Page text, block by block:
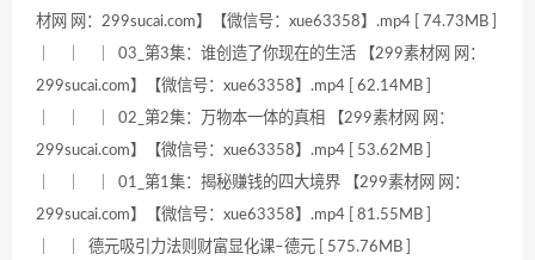
材网 网：299sucai.com】【微信号：xue63358】.mp4 [ 74.73MB ]
｜ ｜ ｜ 03_第3集：谁创造了你现在的生活 【299素材网 网：
299sucai.com】【微信号：xue63358】.mp4 [ 62.14MB ]
｜ ｜ ｜ 02_第2集：万物本一体的真相 【299素材网 网：
299sucai.com】【微信号：xue63358】.mp4 [ 53.62MB ]
｜ ｜ ｜ 01_第1集：揭秘赚钱的四大境界 【299素材网 网：
299sucai.com】【微信号：xue63358】.mp4 [ 81.55MB ]
｜ ｜ 德元吸引力法则财富显化课–德元 [ 575.76MB ]